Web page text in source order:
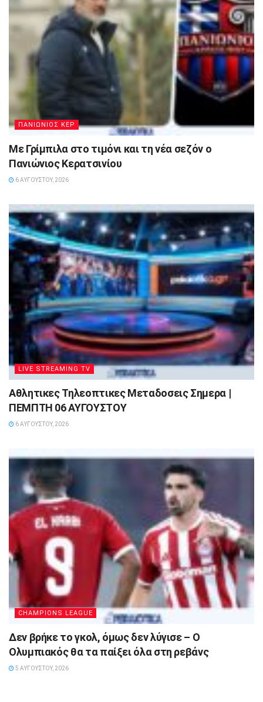
ΠΑΝΙΩΝΙΟΣ ΚΕΡ
Με Γρίμπιλα στο τιμόνι και τη νέα σεζόν ο
Πανιώνιος Κερατσινίου
6 ΑΥΓΟΎΣΤΟΥ, 2026
LIVE STREAMING TV
Αθλητικες Τηλεοπτικες Μεταδοσεις Σημερα |
ΠΕΜΠΤΗ 06 ΑΥΓΟΥΣΤΟΥ
6 ΑΥΓΟΎΣΤΟΥ, 2026
CHAMPIONS LEAGUE
Δεν βρήκε το γκολ, όμως δεν λύγισε – Ο
Ολυμπιακός θα τα παίξει όλα στη ρεβάνς
5 ΑΥΓΟΎΣΤΟΥ, 2026